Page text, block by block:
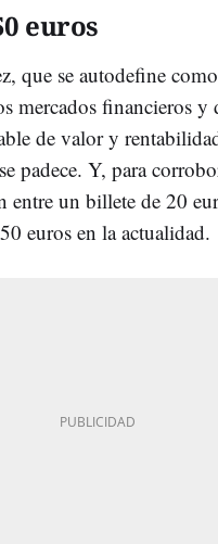
euros
que se autodefine
mercados financieros y
de valor y
padece. Y, para
entre un billete de 20
euros en la actualidad.